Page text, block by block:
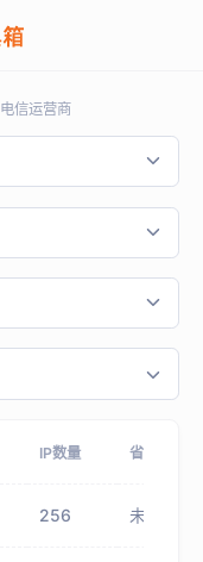
电信运营商
IP数量 省份
256 未知